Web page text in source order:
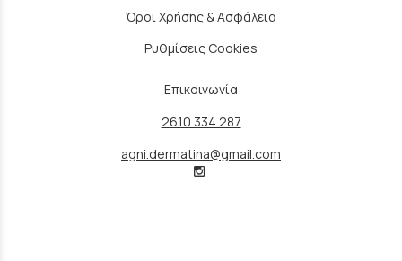
Όροι Χρήσης & Ασφάλεια
Ρυθμίσεις Cookies
Επικοινωνία
2610 334 287
agni.dermatina@gmail.com